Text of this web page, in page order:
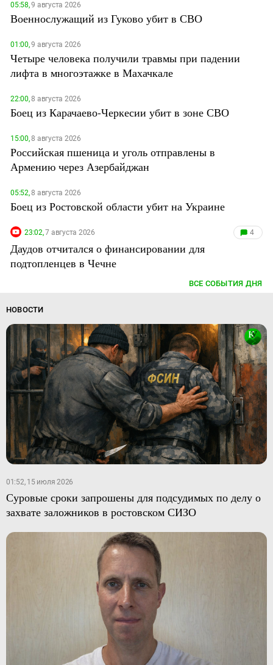
05:58,9 августа 2026
Военнослужащий из Гуково убит в СВО
01:00,9 августа 2026
Четыре человека получили травмы при падении
лифта в многоэтажке в Махачкале
22:00,8 августа 2026
Боец из Карачаево-Черкесии убит в зоне СВО
15:00,8 августа 2026
Российская пшеница и уголь отправлены в
Армению через Азербайджан
05:52,8 августа 2026
Боец из Ростовской области убит на Украине
23:02,7 августа 2026 4
Даудов отчитался о финансировании для
подтопленцев в Чечне
ВСЕ СОБЫТИЯ ДНЯ
НОВОСТИ
01:52, 15 июля 2026
Суровые сроки запрошены для подсудимых по делу о
захвате заложников в ростовском СИЗО